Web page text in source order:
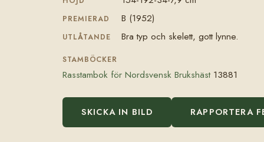
PREMIERAD B (1952)
UTLÅTANDE Bra typ och skelett, gott lynne.
STAMBÖCKER
Rasstambok för Nordsvensk Brukshäst13881
SKICKA IN BILD RAPPORTERA